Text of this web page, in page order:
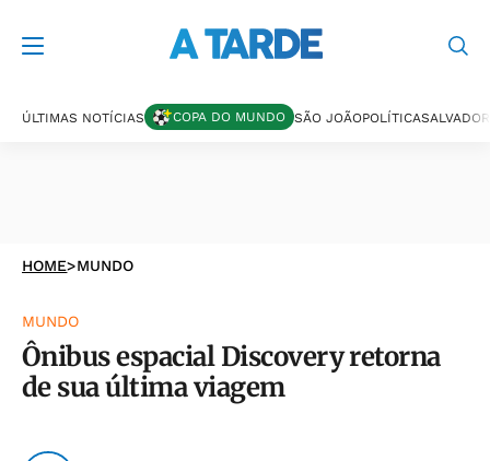
ÚLTIMAS NOTÍCIAS COPA DO MUNDO SÃO JOÃOPOLÍTICASALVADOR
HOME>MUNDO
MUNDO
Ônibus espacial Discovery retorna
de sua última viagem